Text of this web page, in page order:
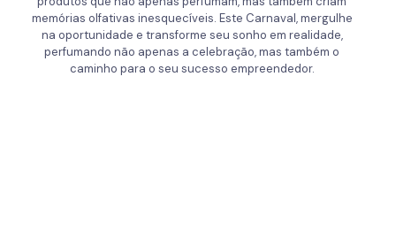
memórias olfativas inesquecíveis. Este Carnaval, mergulhe
na oportunidade e transforme seu sonho em realidade,
perfumando não apenas a celebração, mas também o
caminho para o seu sucesso empreendedor.